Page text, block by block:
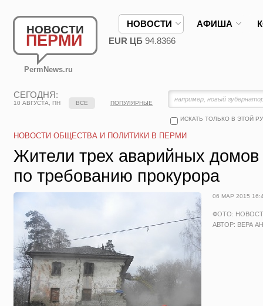
НОВОСТИ
ПЕРМИ
PermNews.ru
НОВОСТИ АФИША
EUR ЦБ 94.8366
СЕГОДНЯ:
10 АВГУСТА, ПН
ИСКАТЬ ТОЛЬКО В ЭТОЙ
ВСЕ ПОПУЛЯРНЫЕ
НОВОСТИ ОБЩЕСТВА И ПОЛИТИКИ В ПЕРМИ
Жители трех аварийных домов
по требованию прокурора
06 МАР 2015
ФОТО:
АВТОР: ВЕРА